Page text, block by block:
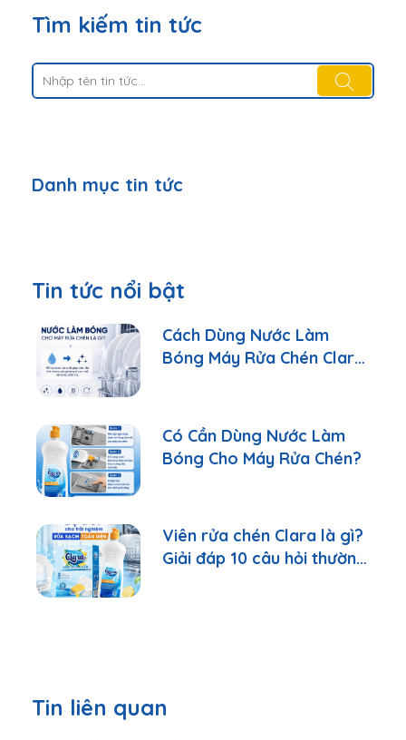
Tìm kiếm tin tức
Danh mục tin tức
Tin tức nổi bật
Cách Dùng Nước Làm
Bóng Máy Rửa Chén Clara
Có Cần Dùng Nước Làm
Bóng Cho Máy Rửa Chén?
Viên rửa chén Clara là gì?
Giải đáp 10 câu hỏi thường
Tin liên quan